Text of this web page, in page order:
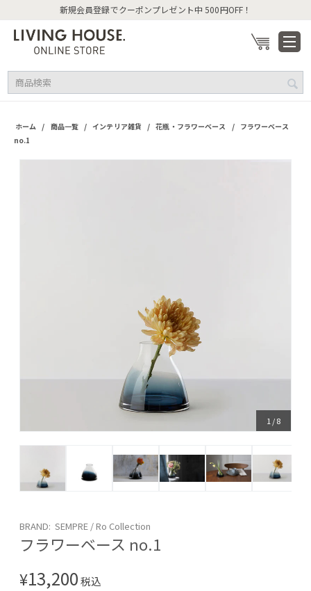
新規会員登録でクーポンプレゼント中 500円OFF！
ホーム / 商品一覧 / インテリア雑貨 / 花瓶・フラワーベース /
フラワーベース
no.1
1 /8
BRAND: SEMPRE / Ro Collection
フラワーベース no.1
¥13,200税込